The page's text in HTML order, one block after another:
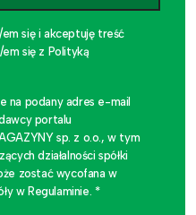
em się i akceptuję treść
em się z Polityką
na podany adres e-mail
portalu
sp. z o.o., w tym
działalności spółki
zostać wycofana w
w Regulaminie. *